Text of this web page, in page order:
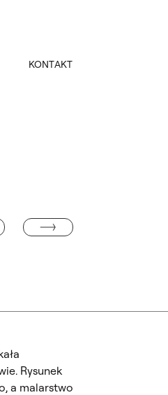
KONTAKT
DR KLAUDIA KIERCZ-DŁUGOŁĘCKA
Rysunek
a malarstwo